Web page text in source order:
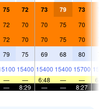
75 72 73 79 73
72 70 70 75 70
72 70 70 75 70
79 75 69 68 80
15400 15400 15400 15700
— — 6:48 — —
— 8:29 — — 8:27